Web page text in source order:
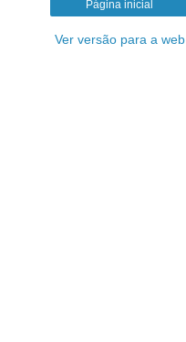
Página inicial
Ver versão para a web